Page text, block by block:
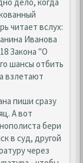
читает вслух:
Иванова
Закона "О
шансы отбить
взлетают
пиши сразу
А вот
бери
в суд, другой
через